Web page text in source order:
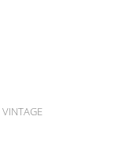
VINTAGE